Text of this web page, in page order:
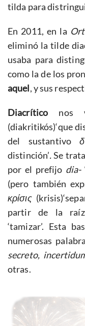
tilda para
En 2011, en la
eliminó la tilde
usaba para
como la de los
aquel, y sus
Diacrítico nos
(diakritikós)‘que
del sustantivo
distinción’.Se
por el prefijo dia-
(pero también
κρίσις
partir de la raíz
‘tamizar’. Esta
numerosas
secreto,
otras.